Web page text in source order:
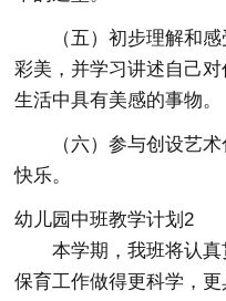
（五）初步理解和
彩美，并学习讲述自己
生活中具有美感的事物。
（六）参与创设艺
快乐。
幼儿园中班教学计划2
本学期，我班将认
保育工作做得更科学，